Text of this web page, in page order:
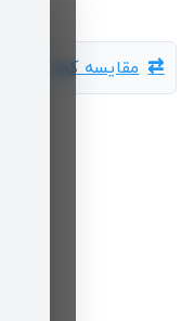
مقایسه کالا